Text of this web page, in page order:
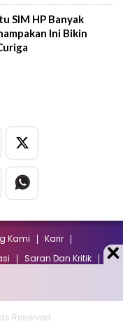
SIM HP Banyak
Ini Bikin
Kami
Karir
Saran Dan Kritik
Reserved.